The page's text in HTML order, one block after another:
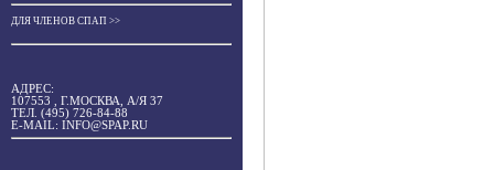
ДЛЯ ЧЛЕНОВ СПАП >>
АДРЕС:
107553 , Г.МОСКВА, А/Я 37
ТЕЛ. (495) 726-84-88
E-MAIL: INFO@SPAP.RU